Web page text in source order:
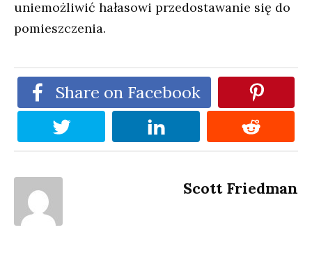
uniemożliwić hałasowi przedostawanie się do
pomieszczenia.
Share on Facebook
Scott Friedman